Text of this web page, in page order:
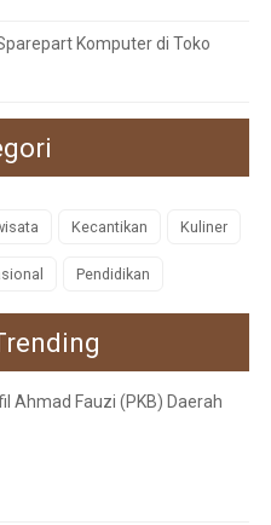
Komputer di Toko
Kecantikan Kuliner
Pendidikan
Ahmad Fauzi (PKB) Daerah